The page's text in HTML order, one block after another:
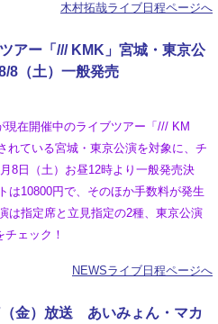
木村拓哉ライブ日程ページへ
アー「/// KMK」宮城・東京公
（土）一般発売
現在開催中のライブツアー「/// KM
れている宮城・東京公演を対象に、チ
8日（土）お昼12時より一般発売決
は10800円で、そのほか手数料が発生
は指定席と立見指定の2種、東京公演
ェック！
NEWSライブ日程ページへ
（金）放送 あいみょん・マカ